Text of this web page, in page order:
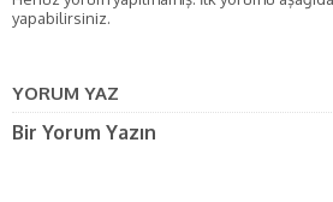
yapabilirsiniz.
YORUM YAZ
Bir Yorum Yazın